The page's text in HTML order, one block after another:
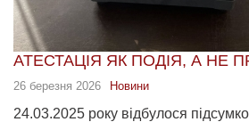
АТЕСТАЦІЯ ЯК ПОДІЯ, А НЕ
26 березня 2026 Новини
24.03.2025 року відбулося